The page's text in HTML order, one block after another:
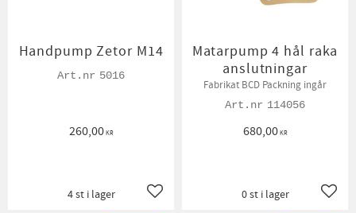
Handpump Zetor M14
5016
260,00KR
Lägg till i favoriter
4 st i lager
Matarpump 4 hål raka
anslutningar
Fabrikat BCD Packning ingår
114056
680,00KR
0 st i lager